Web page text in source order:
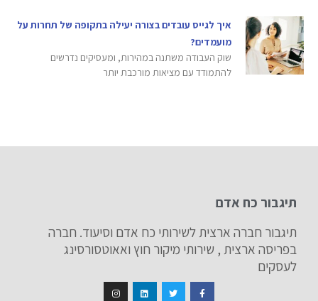
איך לגייס עובדים בצורה יעילה בתקופה של תחרות על
מועמדים?
שוק העבודה משתנה במהירות, ומעסיקים נדרשים
להתמודד עם מציאות מורכבת יותר
תיגבור כח אדם
תיגבור חברה ארצית לשירותי כח אדם וסיעוד. חברה
בפריסה ארצית , שירותי מיקור חוץ ואאוטסורסינג
לעסקים